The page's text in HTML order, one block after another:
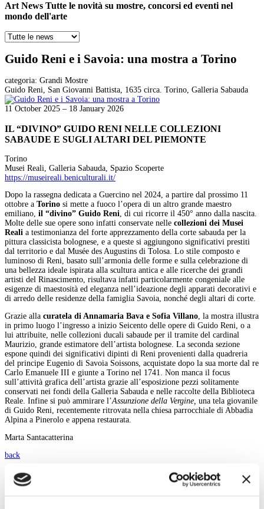
Art News Tutte le novità su mostre, concorsi ed eventi nel
mondo dell'arte
Guido Reni e i Savoia: una mostra a Torino
categoria: Grandi Mostre
Guido Reni, San Giovanni Battista, 1635 circa. Torino, Galleria Sabauda
11 October 2025 – 18 January 2026
IL “DIVINO” GUIDO RENI NELLE COLLEZIONI
SABAUDE E SUGLI ALTARI DEL PIEMONTE
Torino
Musei Reali, Galleria Sabauda, Spazio Scoperte
https://museireali.beniculturali.it/
Dopo la rassegna dedicata a Guercino nel 2024, a partire dal prossimo 11
ottobre a Torino si mette a fuoco l’opera di un altro grande maestro
emiliano, il “divino” Guido Reni, di cui ricorre il 450° anno dalla nascita.
Molte delle sue opere sono infatti conservate nelle collezioni dei Musei
Reali a testimonianza del forte apprezzamento della corte sabauda per la
pittura classicista bolognese, e a queste si aggiungono significativi prestiti
dal territorio e dal Musée des Augustins di Tolosa. Lo stile composto e
luminoso di Reni, basato sull’armonia delle forme e sulla celebrazione di
una bellezza ideale ispirata alla scultura antica e alle ricerche dei grandi
artisti del Rinascimento, risultava infatti particolarmente congeniale alle
esigenze di maestosità ed eleganza nell’ideazione degli apparati decorativi e
di arredo delle residenze della famiglia Savoia, nonché degli altari di corte.
Grazie alla curatela di Annamaria Bava e Sofia Villano, la mostra illustra
in primo luogo l’ingresso a inizio Seicento delle opere di Guido Reni, o a
lui attribuite, nelle collezioni ducali sabaude per il tramite del cardinal
Maurizio, grande estimatore dell’artista bolognese. La seconda sezione
espone quindi dei significativi dipinti di Reni provenienti dalla quadreria
del principe Eugenio di Savoia Soissons, acquistate dopo la sua morte dal re
Carlo Emanuele III e giunte a Torino nel 1741. Non manca il focus
sull’attività grafica dell’artista grazie all’esposizione pezzi solitamente
conservati nei fondi della Galleria Sabauda e nelle raccolte della Biblioteca
Reale. Infine si può ammirare l’Assunzione della Vergine, una tela giovanile
di Guido Reni, recentemente ritrovata nella chiesa parrocchiale di Abbadia
Alpina a Pinerolo e appena restaurata.
Marta Santacatterina
back
Magazine menu